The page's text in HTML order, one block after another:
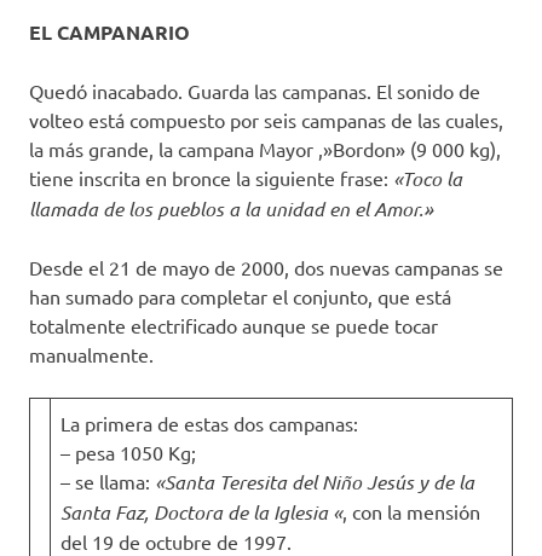
EL CAMPANARIO
Quedó inacabado. Guarda las campanas. El sonido de
volteo está compuesto por seis campanas de las cuales,
la más grande, la campana Mayor ,»Bordon» (9 000 kg),
tiene inscrita en bronce la siguiente frase: «Toco la
llamada de los pueblos a la unidad en el Amor.»
Desde el 21 de mayo de 2000, dos nuevas campanas se
han sumado para completar el conjunto, que está
totalmente electrificado aunque se puede tocar
manualmente.
La primera de estas dos campanas:
– pesa 1050 Kg;
– se llama: «Santa Teresita del Niño Jesús y de la
Santa Faz, Doctora de la Iglesia «, con la mensión
del 19 de octubre de 1997.